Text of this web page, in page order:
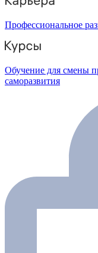
Профессиональное
Обучение для смены
саморазвития